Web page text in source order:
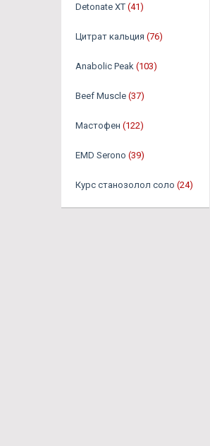
Detonate XT (41)
Цитрат кальция (76)
Anabolic Peak (103)
Beef Muscle (37)
Мастофен (122)
EMD Serono (39)
Курс станозолол соло (24)